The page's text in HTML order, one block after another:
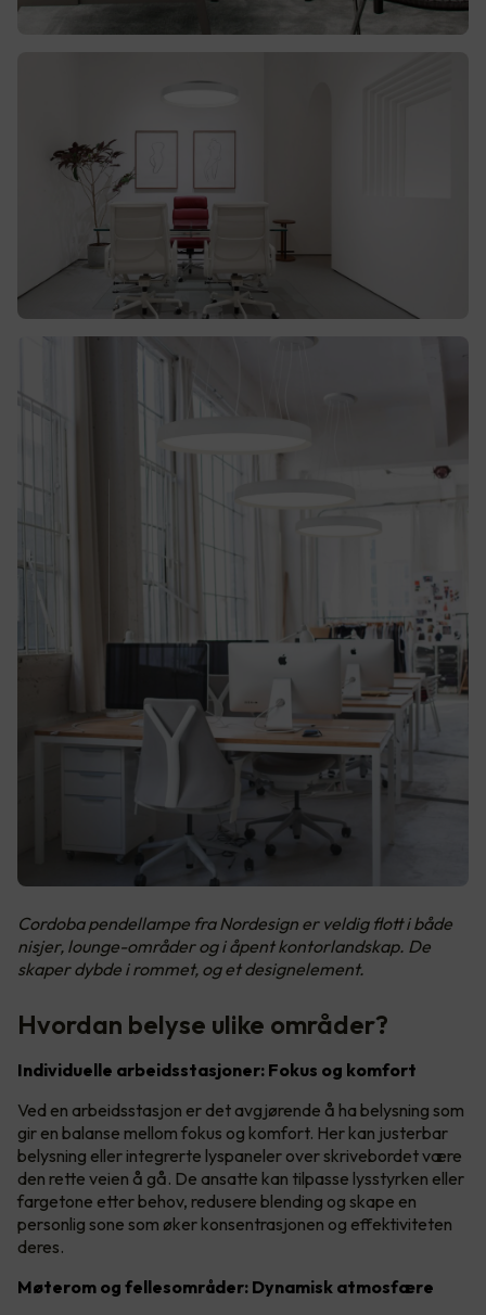
Cordoba pendellampe fra Nordesign er veldig flott i både
nisjer, lounge-områder og i åpent kontorlandskap. De
skaper dybde i rommet, og et designelement.
Hvordan belyse ulike områder?
Individuelle arbeidsstasjoner: Fokus og komfort
Ved en arbeidsstasjon er det avgjørende å ha belysning som
gir en balanse mellom fokus og komfort. Her kan justerbar
belysning eller integrerte lyspaneler over skrivebordet være
den rette veien å gå. De ansatte kan tilpasse lysstyrken eller
fargetone etter behov, redusere blending og skape en
personlig sone som øker konsentrasjonen og effektiviteten
deres.
Møterom og fellesområder: Dynamisk atmosfære